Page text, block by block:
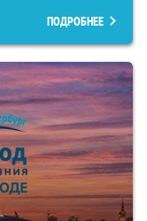
ПОДРОБНЕЕ